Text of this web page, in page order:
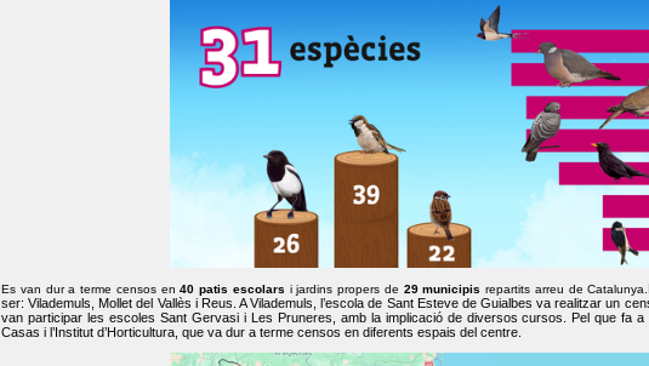
Es van dur a terme censos en40 patis escolars i jardins propers de 29 municipis repartits arreu de Catalunya.
ser: Vilademuls, Mollet del Vallès i Reus. A Vilademuls, l’escola de Sant Esteve de Guialbes va realitzar un
van participar les escoles Sant Gervasi i Les Pruneres, amb la implicació de diversos cursos. Pel que fa
Casas i l’Institut d’Horticultura, que va dur a terme censos en diferents espais del centre.